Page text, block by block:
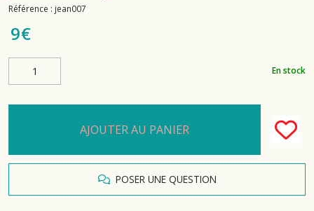
Référence : jean007
9€
En stock
AJOUTER AU PANIER
POSER UNE QUESTION